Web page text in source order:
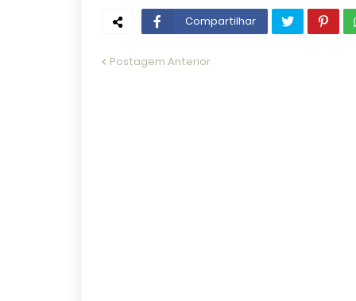
Compartilhar
Postagem Anterior